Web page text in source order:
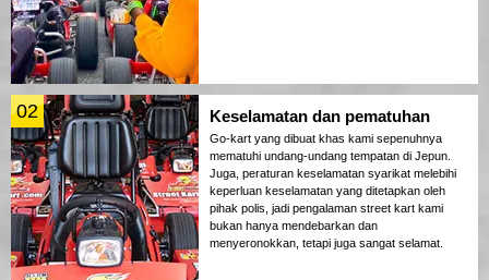
02 Keselamatan dan pematuhan
Go-kart yang dibuat khas kami sepenuhnya
mematuhi undang-undang tempatan di Jepun.
Juga, peraturan keselamatan syarikat melebihi
keperluan keselamatan yang ditetapkan oleh
pihak polis, jadi pengalaman street kart kami
bukan hanya mendebarkan dan
menyeronokkan, tetapi juga sangat selamat.